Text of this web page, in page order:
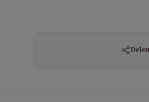
Delen